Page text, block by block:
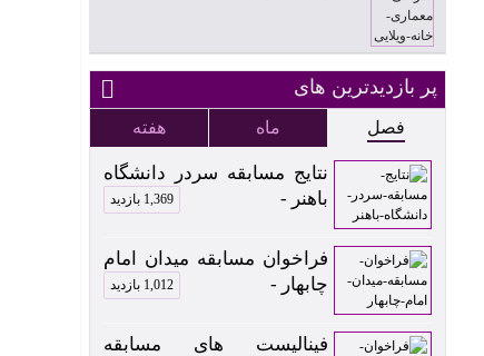
پر بازدیدترین های
فصل ماه هفته
نتایج مسابقه سردر دانشگاه
باهنر -
1,369 بازدید
فراخوان مسابقه میدان امام
چابهار -
1,012 بازدید
فینالیست های مسابقه